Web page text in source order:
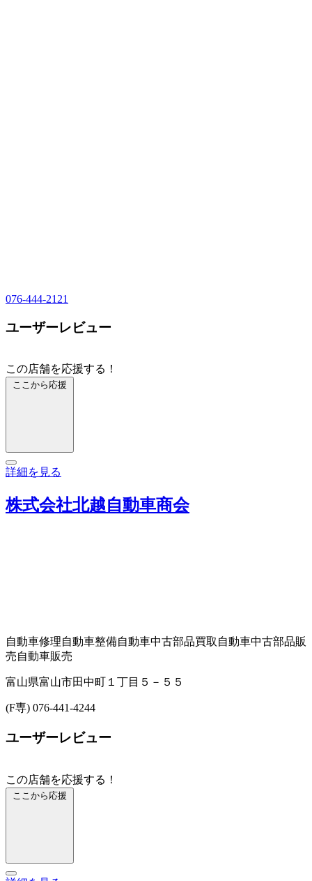
076-444-2121
ユーザーレビュー
この店舗を応援する！
ここから応援
詳細を見る
株式会社北越自動車商会
自動車修理自動車整備自動車中古部品買取 自動車中古部品販
売自動車販売
富山県富山市田中町１丁目５－５５
(F専) 076-441-4244
ユーザーレビュー
この店舗を応援する！
ここから応援